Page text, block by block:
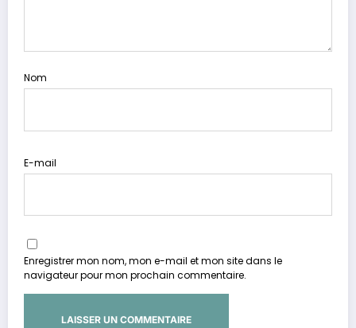
Nom
E-mail
Enregistrer mon nom, mon e-mail et mon site dans le
navigateur pour mon prochain commentaire.